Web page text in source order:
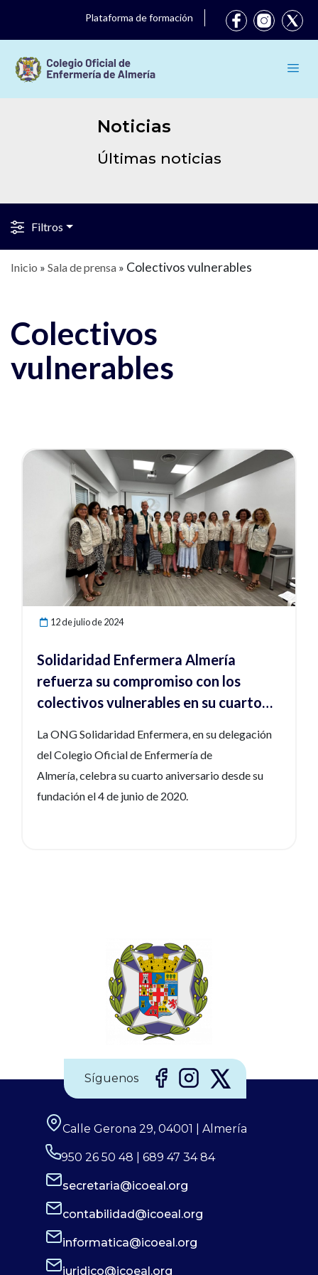
Plataforma de formación
Noticias
Últimas noticias
Filtros
Inicio » Sala de prensa » Colectivos vulnerables
Colectivos
vulnerables
12 de julio de 2024
Solidaridad Enfermera Almería
refuerza su compromiso con los
colectivos vulnerables en su cuarto
La ONG Solidaridad Enfermera, en su delegación
del Colegio Oficial de Enfermería de
Almería, celebra su cuarto aniversario desde su
fundación el 4 de junio de 2020.
Ver noticia
Síguenos
Calle Gerona 29, 04001 | Almería
950 26 50 48 | 689 47 34 84
secretaria@icoeal.org
contabilidad@icoeal.org
informatica@icoeal.org
juridico@icoeal.org